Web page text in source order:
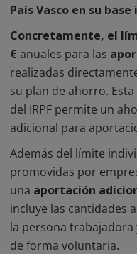
País Vasco en su
Concretamente, el
€ anuales para las
realizadas
su plan de ahorro.
del IRPF permite un
adicional para
Además del límite
promovidas por
una aportación
incluye las cantidades
la persona
de forma voluntaria.